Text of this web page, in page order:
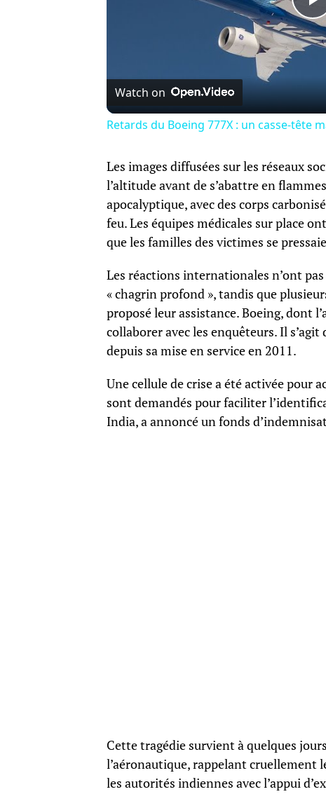
Watch on
Retards du Boeing 777X : un casse-tête
Les images diffusées sur les réseaux
l’altitude avant de s’abattre en
apocalyptique, avec des corps
feu. Les équipes médicales sur place
que les familles des victimes se
Les réactions internationales n’ont
« chagrin profond », tandis que
proposé leur assistance. Boeing, dont
collaborer avec les enquêteurs. Il
depuis sa mise en service en 2011.
Une cellule de crise a été activée pour
sont demandés pour faciliter
India, a annoncé un fonds
Cette tragédie survient à quelques
l’aéronautique, rappelant cruellement
les autorités indiennes avec l’appui